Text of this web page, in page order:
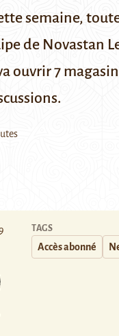
semaine,
de Novastan
ouvrir 7
.
TAGS
Accès abonné